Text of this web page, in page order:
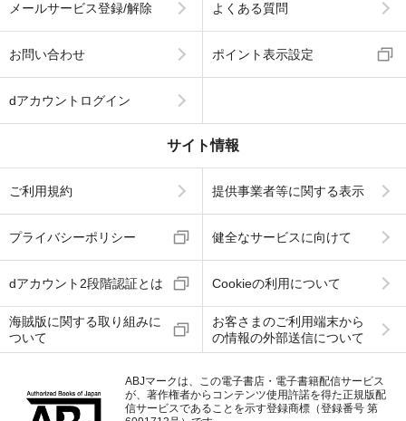
メールサービス登録/解除 よくある質問
お問い合わせ ポイント表示設定
dアカウントログイン
サイト情報
ご利用規約 提供事業者等に関する表示
プライバシーポリシー 健全なサービスに向けて
dアカウント2段階認証とは Cookieの利用について
海賊版に関する取り組みに
ついて
お客さまのご利用端末から
の情報の外部送信について
ABJマークは、この電子書店・電子書籍配信サービス
が、著作権者からコンテンツ使用許諾を得た正規版配
信サービスであることを示す登録商標（登録番号 第